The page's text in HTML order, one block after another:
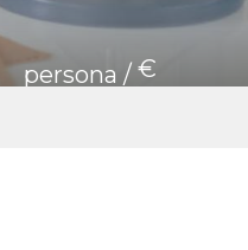
persona / €